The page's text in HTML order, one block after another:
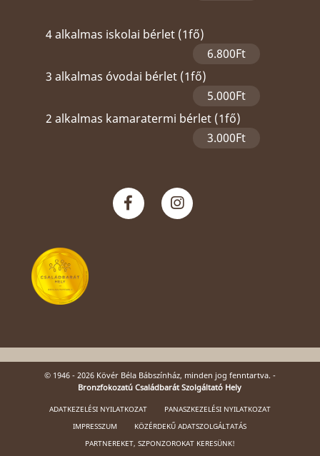
4 alkalmas iskolai bérlet (1fő)
6.800Ft
3 alkalmas óvodai bérlet (1fő)
5.000Ft
2 alkalmas kamaratermi bérlet (1fő)
3.000Ft
© 1946 - 2026 Kövér Béla Bábszínház, minden jog fenntartva. -
Bronzfokozatú Családbarát Szolgáltató Hely
ADATKEZELÉSI NYILATKOZAT
PANASZKEZELÉSI NYILATKOZAT
IMPRESSZUM
KÖZÉRDEKŰ ADATSZOLGÁLTATÁS
PARTNEREKET, SZPONZOROKAT KERESÜNK!